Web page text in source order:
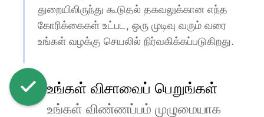
துறையிலிருந்து கூடுதல் தகவலுக்கான எந்த
கோரிக்கைகள் உட்பட, ஒரு முடிவு வரும் வரை
உங்கள் வழக்கு செயலில் நிர்வகிக்கப்படுகிறது.
உங்கள் விசாவைப் பெறுங்கள்
உங்கள் விண்ணப்பம் முழுமையாக